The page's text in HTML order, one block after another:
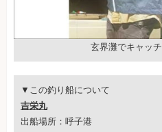
玄界灘でキャッチ
▼この釣り船について
吉栄丸
出船場所：呼子港